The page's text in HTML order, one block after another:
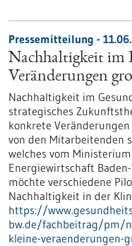
Pressemitteilung -
Nachhaltigkeit im
Veränderungen
Nachhaltigkeit im
strategisches
konkrete
von den Mitarbeitenden
welches vom
Energiewirtschaft
möchte verschiedene
Nachhaltigkeit in der
https://
bw.de/fachbeitrag/pm/
kleine-veraenderungen-